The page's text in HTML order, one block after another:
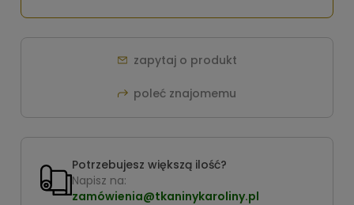
zapytaj o produkt
poleć znajomemu
Potrzebujesz większą ilość?
Napisz na:
zamówienia@tkaninykaroliny.pl